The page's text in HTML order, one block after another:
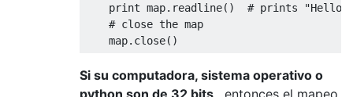
print map. readline()
# prints "Hello
# close the map
    map
. close()
Si su computadora, sistema operativo o
python son de 32 bits , entonces el mapeo